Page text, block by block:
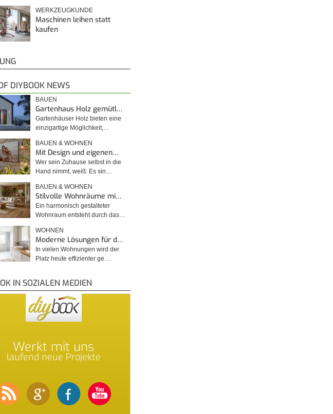
WERKZEUGKUNDE
Maschinen leihen statt
kaufen
DIYBOOK NEWS
BAUEN
Gartenhaus Holz gemütl…
Gartenhäuser Holz bieten eine
einzigartige Möglichkeit,…
BAUEN & WOHNEN
Mit Design und eigenen…
Wer sein Zuhause selbst in die
Hand nimmt, weiß: Es sin…
BAUEN & WOHNEN
Stilvolle Wohnräume mi…
Ein harmonisch gestalteter
Wohnraum entsteht durch das…
WOHNEN
Moderne Lösungen für d…
In vielen Wohnungen wird der
Platz heute effizienter ge…
IN SOZIALEN MEDIEN
Werkt mit uns
laufend neue Projekte